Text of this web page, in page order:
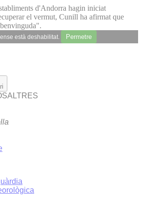
d'Andorra hagin iniciat
el vermut, Cunill ha afirmat que
està deshabilitat. Permetre